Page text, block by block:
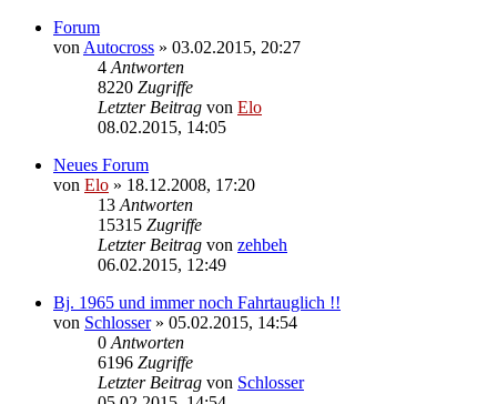
Forum
von Autocross » 03.02.2015, 20:27
4 Antworten
8220 Zugriffe
Letzter Beitrag von Elo
08.02.2015, 14:05
Neues Forum
von Elo » 18.12.2008, 17:20
13 Antworten
15315 Zugriffe
Letzter Beitrag von zehbeh
06.02.2015, 12:49
Bj. 1965 und immer noch Fahrtauglich !!
von Schlosser» 05.02.2015, 14:54
0 Antworten
6196 Zugriffe
Letzter Beitrag von Schlosser